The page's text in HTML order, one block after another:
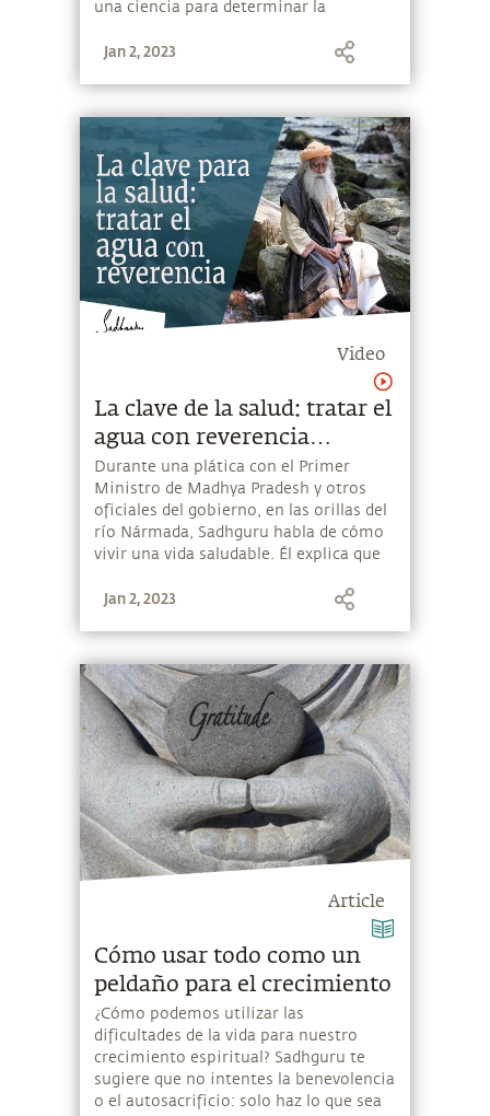
una ciencia para determinar la
ser. Hoy en día, estudios científicos
química interna y las predisposiciones
genéticas, pueden ser modificadas
practicando ciertos sistemas de yoga.
Yoga es, esencialmente, una tecnología
para cambiar la forma de quién eres tú.
Jan 2, 2023
Video
La clave de la salud: tratar el
agua con reverencia
│Sadhguru
Durante una plática con el Primer
Ministro de Madhya Pradesh y otros
oficiales del gobierno, en las orillas del
río Nármada, Sadhguru habla de cómo
vivir una vida saludable. Él explica que
bhutas, la base de la creación─ si
atención a lo que consumimos,
raramente necesitaríamos atención
médica.
Jan 2, 2023
Article
Cómo usar todo como un
peldaño para el crecimiento
¿Cómo podemos utilizar las
dificultades de la vida para nuestro
crecimiento espiritual? Sadhguru te
sugiere que no intentes la benevolencia
o el autosacrificio: solo haz lo que sea